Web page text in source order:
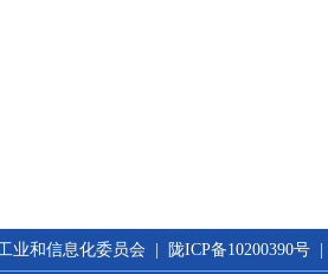
和信息化委员会 | 陇ICP备10200390号